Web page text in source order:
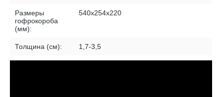
Размеры
гофрокороба
(мм):
540х254х220
Толщина (см): 1,7-3,5